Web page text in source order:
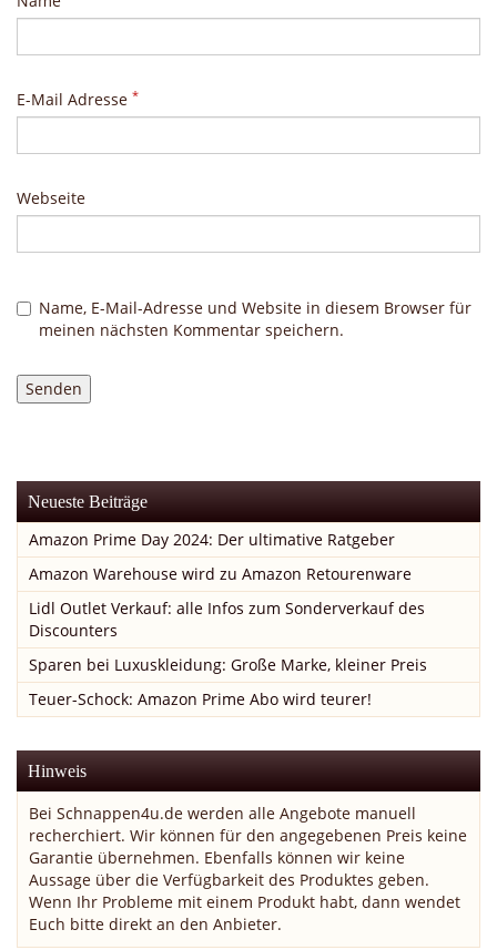
E-Mail Adresse *
Webseite
Name, E-Mail-Adresse und Website in diesem Browser für
meinen nächsten Kommentar speichern.
Neueste Beiträge
Amazon Prime Day 2024: Der ultimative Ratgeber
Amazon Warehouse wird zu Amazon Retourenware
Lidl Outlet Verkauf: alle Infos zum Sonderverkauf des
Discounters
Sparen bei Luxuskleidung: Große Marke, kleiner Preis
Teuer-Schock: Amazon Prime Abo wird teurer!
Hinweis
Bei Schnappen4u.de werden alle Angebote manuell
recherchiert. Wir können für den angegebenen Preis keine
Garantie übernehmen. Ebenfalls können wir keine
Aussage über die Verfügbarkeit des Produktes geben.
Wenn Ihr Probleme mit einem Produkt habt, dann wendet
Euch bitte direkt an den Anbieter.